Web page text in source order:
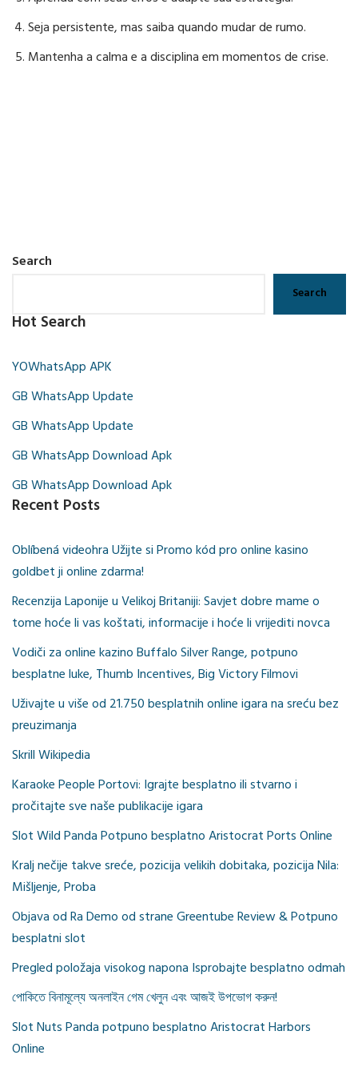
Seja persistente, mas saiba quando mudar de rumo.
Mantenha a calma e a disciplina em momentos de crise.
Search
Search
Hot Search
YOWhatsApp APK
GB WhatsApp Update
GB WhatsApp Update
GB WhatsApp Download Apk
GB WhatsApp Download Apk
Recent Posts
Oblíbená videohra Užijte si Promo kód pro online kasino
goldbet ji online zdarma!
Recenzija Laponije u Velikoj Britaniji: Savjet dobre mame o
tome hoće li vas koštati, informacije i hoće li vrijediti novca
Vodiči za online kazino Buffalo Silver Range, potpuno
besplatne luke, Thumb Incentives, Big Victory Filmovi
Uživajte u više od 21.750 besplatnih online igara na sreću bez
preuzimanja
Skrill Wikipedia
Karaoke People Portovi: Igrajte besplatno ili stvarno i
pročitajte sve naše publikacije igara
Slot Wild Panda Potpuno besplatno Aristocrat Ports Online
Kralj nečije takve sreće, pozicija velikih dobitaka, pozicija Nila:
Mišljenje, Proba
Objava od Ra Demo od strane Greentube Review & Potpuno
besplatni slot
Pregled položaja visokog napona Isprobajte besplatno odmah
পোকিতে বিনামূল্যে অনলাইন গেম খেলুন এবং আজই উপভোগ করুন!
Slot Nuts Panda potpuno besplatno Aristocrat Harbors
Online